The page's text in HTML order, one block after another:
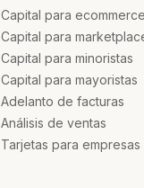
Capital para ecommerce
Capital para
Capital para minoristas
Capital para mayoristas
Adelanto de facturas
Análisis de ventas
Tarjetas para empresas